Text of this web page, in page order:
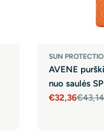
SUN
AVENE
nuo saulės
Sale
€32,36
Regular€43,14